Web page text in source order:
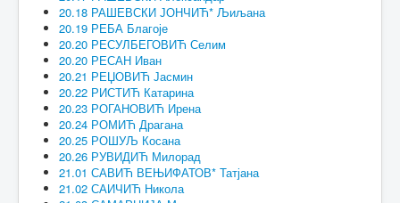
20.18 РАШЕВСКИ ЈОНЧИЋ* Љиљана
20.19 РЕБА Благоје
20.20 РЕСУЛБЕГОВИЋ Селим
20.20 РЕСАН Иван
20.21 РЕЏОВИЋ Јасмин
20.22 РИСТИЋ Катарина
20.23 РОГАНОВИЋ Ирена
20.24 РОМИЋ Драгана
20.25 РОШУЉ Косана
20.26 РУВИДИЋ Милорад
21.01 САВИЋ ВЕЊИФАТОВ* Татјана
21.02 САИЧИЋ Никола